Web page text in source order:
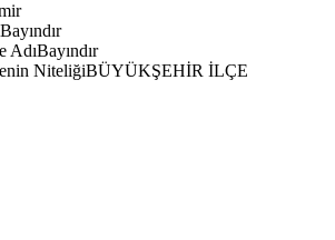
Bayındır
AdıBayındır
NiteliğiBÜYÜKŞEHİR İLÇE